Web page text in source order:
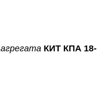
агрегата КИТ КПА 18-